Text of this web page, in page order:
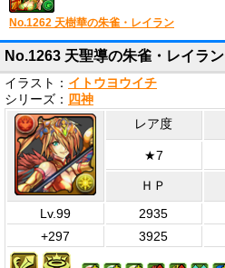
No.1262 天樹華の朱雀・レイラン
No.1263 天聖導の朱雀・レイラン
イラスト： イトウヨウイチ
シリーズ： 四神
レア度
★7
ＨＰ
Lv.99
2935
+297
3925